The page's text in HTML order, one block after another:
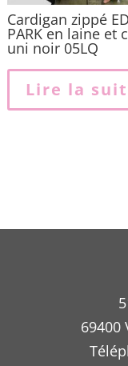
Cardigan zippé
PARK en laine et
uni noir 05LQ
Lire la
69400